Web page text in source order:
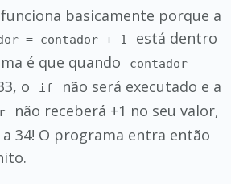
basicamente porque a
= contador + 1
está dentro
é que quando contador
o if
não será executado e a
não receberá +1 no seu valor,
34! O programa entra então